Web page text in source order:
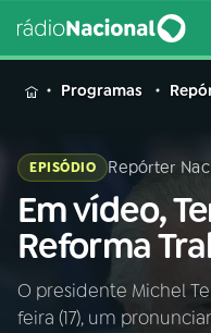
MENU
Buscar
na
Rádio
Nacional
Programas
EPISÓDIO Repórter
Em vídeo,
Reforma
O presidente Michel
feira (17), um